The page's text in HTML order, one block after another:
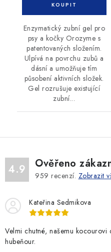
Enzymatický zubní gel pro
psy a kočky Orozyme s
patentovaných složením.
Ulpívá na povrchu zubů a
dásní a umožňuje tím
působení aktivních složek.
Gel rozrušuje existující
zubní...
4.9 Ověřeno
959 recenzí. Zobrazit
Kateřina Sedmikova
Velmi chutné, našemu kocourovi
hubeňour.